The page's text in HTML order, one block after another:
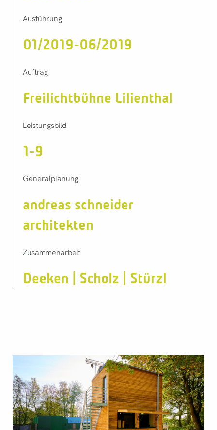
Ausführung
01/2019-06/2019
Auftrag
Freilichtbühne Lilienthal
Leistungsbild
1-9
Generalplanung
andreas schneider
architekten
Zusammenarbeit
Deeken | Scholz | Stürzl